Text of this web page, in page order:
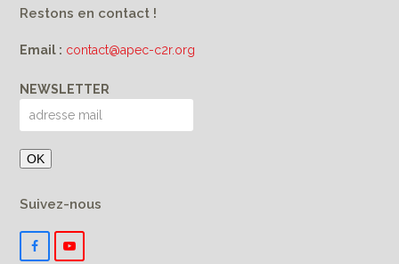
Restons en contact !
Email : contact@apec-c2r.org
NEWSLETTER
Suivez-nous
F
Y